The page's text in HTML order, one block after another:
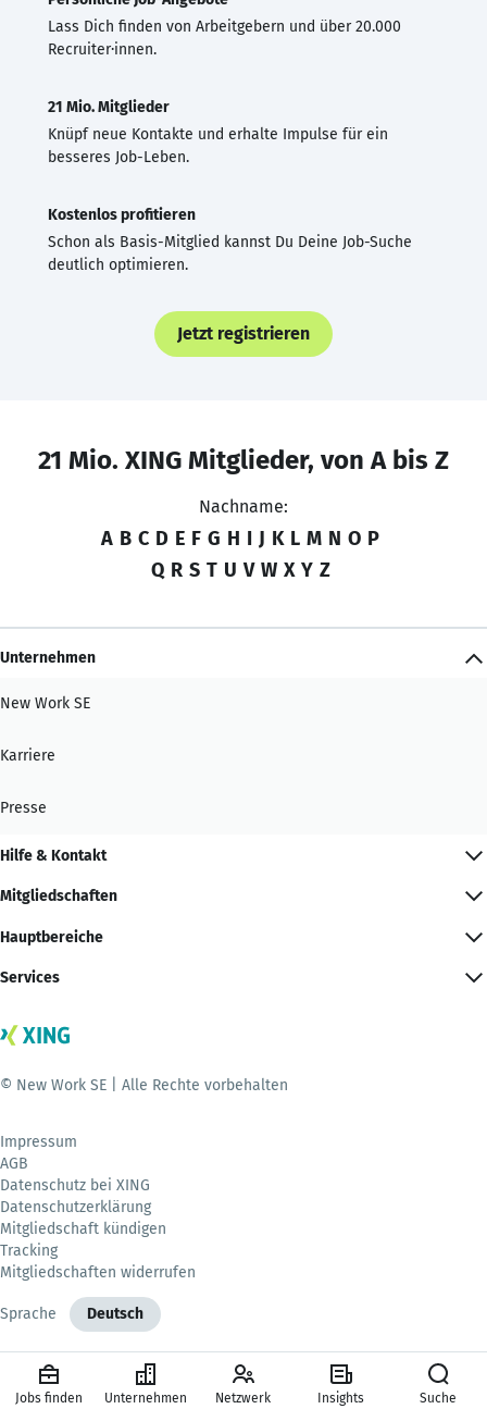
Lass Dich finden von Arbeitgebern und über 20.000
Recruiter·innen.
21 Mio. Mitglieder
Knüpf neue Kontakte und erhalte Impulse für ein
besseres Job-Leben.
Kostenlos profitieren
Schon als Basis-Mitglied kannst Du Deine Job-Suche
deutlich optimieren.
Jetzt registrieren
21 Mio. XING Mitglieder, von A bis Z
Nachname:
A B C D E F G H I J K L M N O P
Q R S T U V W X Y Z
Unternehmen
New Work SE
Karriere
Presse
Hilfe & Kontakt
Mitgliedschaften
Hauptbereiche
Services
© New Work SE | Alle Rechte vorbehalten
Impressum
AGB
Datenschutz bei XING
Datenschutzerklärung
Mitgliedschaft kündigen
Tracking
Mitgliedschaften widerrufen
Sprache Deutsch
Jobs finden Unternehmen Netzwerk Insights Suche